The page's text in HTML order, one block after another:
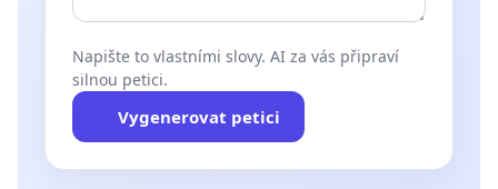
Napište to vlastními slovy. AI za vás připraví
silnou petici.
Vygenerovat petici